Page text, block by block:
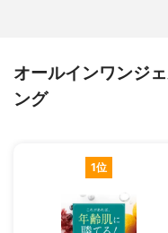
オールインワンジ
ング
1位